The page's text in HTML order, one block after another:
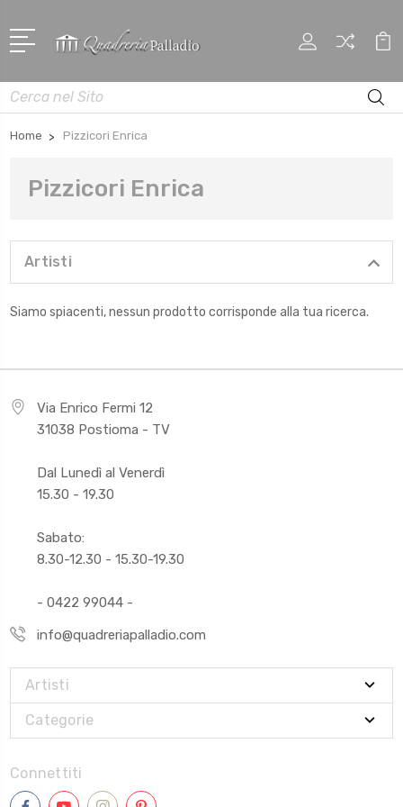
Cerca
Home Pizzicori Enrica
Pizzicori Enrica
Artisti
Siamo spiacenti, nessun prodotto corrisponde alla tua ricerca.
Via Enrico Fermi 12
31038 Postioma - TV
Dal Lunedì al Venerdì
15.30 - 19.30
Sabato:
8.30-12.30 - 15.30-19.30
- 0422 99044 -
info@quadreriapalladio.com
Artisti
Categorie
Connettiti